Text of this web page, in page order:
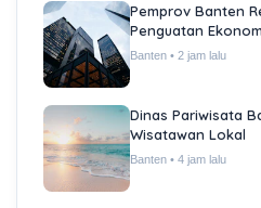
Pemprov Banten
Penguatan
Banten • 2 jam lalu
Dinas Pariwisata
Wisatawan Lokal
Banten • 4 jam lalu